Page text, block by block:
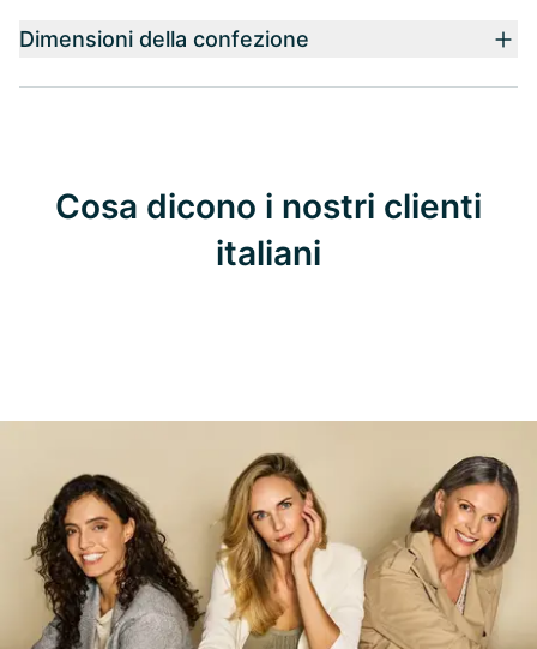
Dimensioni della confezione
Cosa dicono i nostri clienti
italiani